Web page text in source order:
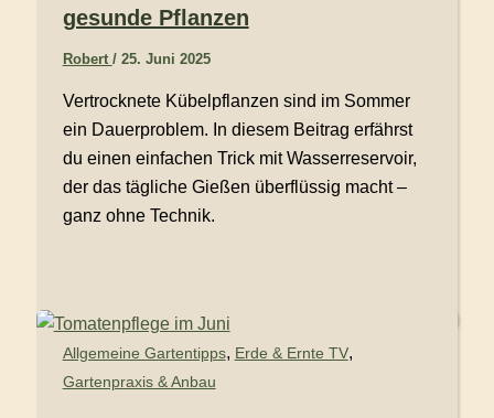
gesunde Pflanzen
Robert / 25. Juni 2025
Vertrocknete Kübelpflanzen sind im Sommer
ein Dauerproblem. In diesem Beitrag erfährst
du einen einfachen Trick mit Wasserreservoir,
der das tägliche Gießen überflüssig macht –
ganz ohne Technik.
Allgemeine Gartentipps, Erde & Ernte TV,
Gartenpraxis & Anbau